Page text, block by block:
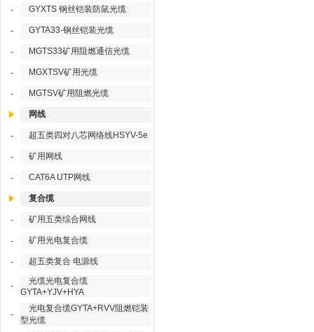
- GYXTS 钢丝铠装防鼠光缆
- GYTA33-钢丝铠装光缆
- MGTS33矿用阻燃通信光缆
- MGXTSV矿用光缆
- MGTSV矿用阻燃光缆
网线
- 超五类四对八芯网络线HSYV-5e
- 矿用网线
- CAT6A UTP网线
复合缆
- 矿用五类综合网线
- 矿用光电复合缆
- 超五类复合 电源线
-
光缆光电复合缆
GYTA+YJV+HYA
-
光电复合缆GYTA+RVV阻燃铠装
型光缆